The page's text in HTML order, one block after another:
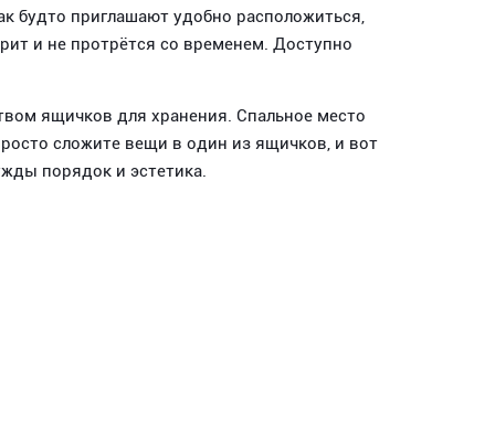
будто приглашают удобно расположиться,
и не протрётся со временем. Доступно
ящичков для хранения. Спальное место
сложите вещи в один из ящичков, и вот
порядок и эстетика.